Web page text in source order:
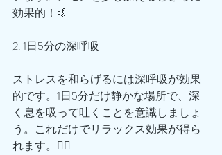
効果的！🤙
2. 1日5分の深呼吸
ストレスを和らげるには深呼吸が効果
的です。1日5分だけ静かな場所で、深
く息を吸って吐くことを意識しましょ
う。これだけでリラックス効果が得ら
れます。💆‍♂️